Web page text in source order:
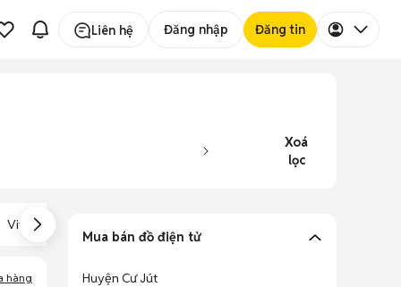
Liên hệ Đăng nhập Đăng tin
Xoá
lọc
Vivo Y55s
hàng
Mua bán đồ điện tử
Huyện Cư Jút